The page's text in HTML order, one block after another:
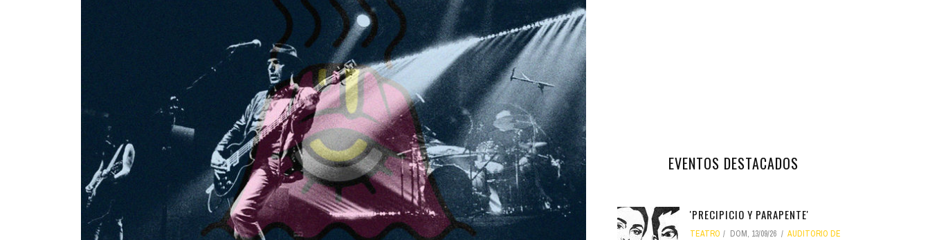
Santa Cruz | La Laguna
Islas
Infantil
Música
Escénicas
LOCALES CON ACTUACIONES
COMERCIO
GASTRO
FORMATIVO
EVENTOS DESTACADOS
'PRECIPICIO Y PARAPENTE'
TEATRO DOM, 13/09/26
AUDITORIO DE